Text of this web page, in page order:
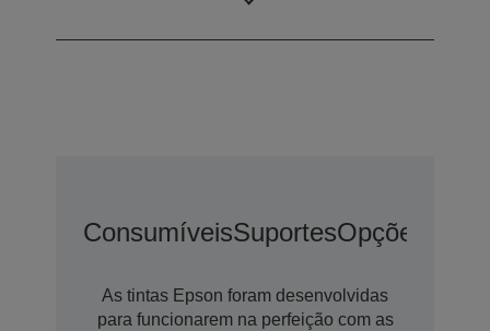
ConsumíveisSuportesOpções De
As tintas Epson foram desenvolvidas
para funcionarem na perfeição com as